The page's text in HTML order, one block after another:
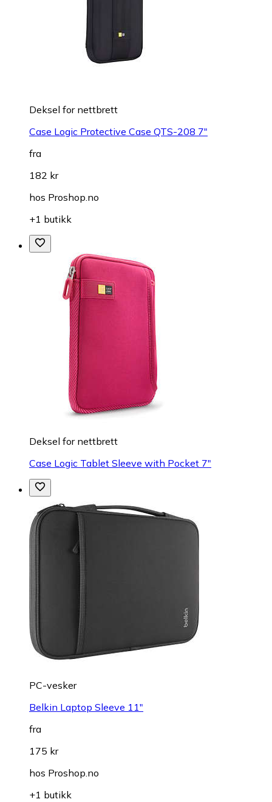
Deksel for nettbrett
Case Logic Protective Case QTS-208 7"
fra
182 kr
hos Proshop.no
+1 butikk
Deksel for nettbrett
Case Logic Tablet Sleeve with Pocket 7"
PC-vesker
Belkin Laptop Sleeve 11"
fra
175 kr
hos Proshop.no
+1 butikk